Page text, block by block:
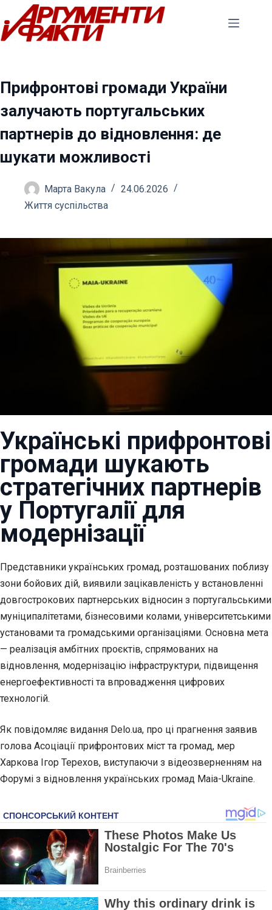
Перейти
до
вмісту
Прифронтові громади України
залучають португальських
партнерів до відновлення: де
шукати можливості
Марта Вакула
24.06.2026
Життя суспільства
Українські прифронтові
громади шукають
стратегічних партнерів
у Португалії для
модернізації
Представники українських громад, розташованих поблизу
зони бойових дій, виявили зацікавленість у встановленні
довгострокових партнерських відносин з португальськими
муніципалітетами, бізнесовими колами, університетськими
установами та громадськими організаціями. Основна мета
— реалізація амбітних проєктів, спрямованих на
відновлення, модернізацію інфраструктури, підвищення
енергоефективності та впровадження цифрових
технологій.
Як повідомляє видання Delo.ua, про ці прагнення заявив
голова Асоціації прифронтових міст та громад, мер
Харкова Ігор Терехов, виступаючи з відеозверненням на
Форумі з відновлення українських громад Maia-Ukraine.